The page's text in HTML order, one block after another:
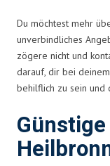
Du möchtest mehr
unverbindliches
zögere nicht und
darauf, dir bei
behilflich zu sein und